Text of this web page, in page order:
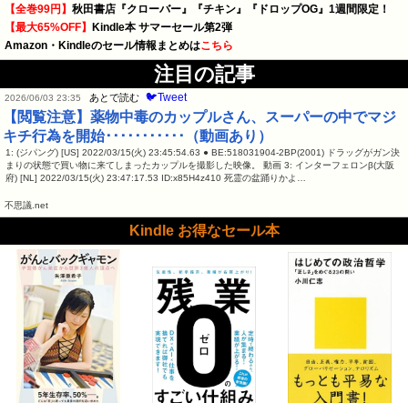
【全巻99円】 秋田書店『クローバー』『チキン』『ドロップOG』1週間限定！
【最大65%OFF】 Kindle本 サマーセール第2弾
Amazon・Kindleのセール情報まとめはこちら
注目の記事
2026/06/03 23:35 あとで読む 🐦Tweet
【閲覧注意】薬物中毒のカップルさん、スーパーの中でマジ
キチ行為を開始･･･････････（動画あり）
1: (ジパング) [US] 2022/03/15(火) 23:45:54.63 ● BE:518031904-2BP(2001) ドラッグがガン決
まりの状態で買い物に来てしまったカップルを撮影した映像。 動画 3: インターフェロンβ(大阪
府) [NL] 2022/03/15(火) 23:47:17.53 ID:x85H4z410 死霊の盆踊りかよ…
不思議.net
Kindle お得なセール本